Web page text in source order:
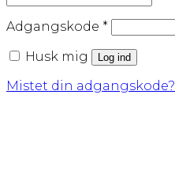
Adgangskode *
Husk mig Log ind
Mistet din adgangskode?